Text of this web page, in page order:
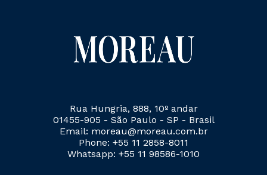
Rua Hungria, 888, 10º andar
01455-905 - São Paulo - SP - Brasil
Email: moreau@moreau.com.br
Phone: +55 11 2858-8011
Whatsapp: +55 11 98586-1010